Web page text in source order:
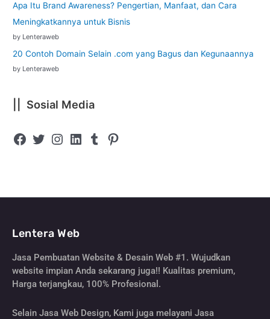
Apa Itu Brand Awareness? Pengertian, Manfaat, dan Cara
Meningkatkannya untuk Bisnis
by Lenteraweb
20 Contoh Domain Selain .com yang Bagus dan Kegunaannya
by Lenteraweb
|| Sosial Media
Lentera Web
Jasa Pembuatan Website & Desain Web #1. Wujudkan
website impian Anda sekarang juga!! Kualitas premium,
Harga terjangkau, 100% Profesional.
Selain Jasa Web Design, Kami juga melayani Jasa